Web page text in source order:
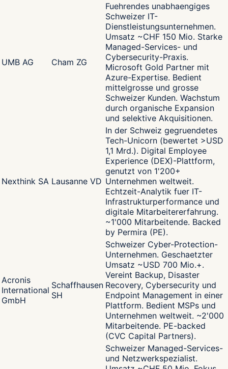
UMB AG Cham ZG
Fuehrendes unabhaengiges
Schweizer IT-
Dienstleistungsunternehmen.
Umsatz ~CHF 150 Mio. Starke
Managed-Services- und
Cybersecurity-Praxis.
Microsoft Gold Partner mit
Azure-Expertise. Bedient
mittelgrosse und grosse
Schweizer Kunden. Wachstum
durch organische Expansion
und selektive Akquisitionen.
Nexthink SA Lausanne VD
In der Schweiz gegruendetes
Tech-Unicorn (bewertet >USD
1,1 Mrd.). Digital Employee
Experience (DEX)-Plattform,
genutzt von 1'200+
Unternehmen weltweit.
Echtzeit-Analytik fuer IT-
Infrastrukturperformance und
digitale Mitarbeitererfahrung.
~1'000 Mitarbeitende. Backed
by Permira (PE).
Acronis
International
GmbH
Schaffhausen
SH
Schweizer Cyber-Protection-
Unternehmen. Geschaetzter
Umsatz ~USD 700 Mio.+.
Vereint Backup, Disaster
Recovery, Cybersecurity und
Endpoint Management in einer
Plattform. Bedient MSPs und
Unternehmen weltweit. ~2'000
Mitarbeitende. PE-backed
(CVC Capital Partners).
Schweizer Managed-Services-
und Netzwerkspezialist.